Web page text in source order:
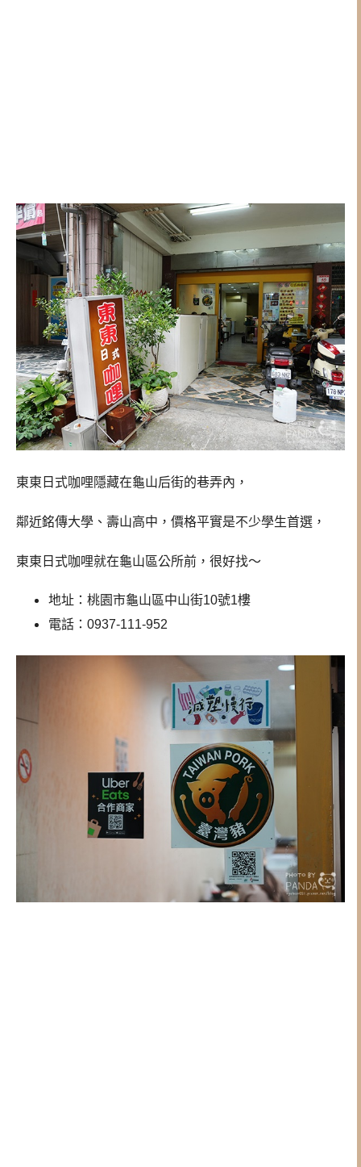
東東日式咖哩隱藏在龜山后街的巷弄內，
鄰近銘傳大學、壽山高中，價格平實是不少學生首選，
東東日式咖哩就在龜山區公所前，很好找～
地址：桃園市龜山區中山街10號1樓
電話：0937-111-952